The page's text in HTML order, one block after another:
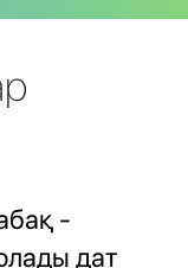
-
дат